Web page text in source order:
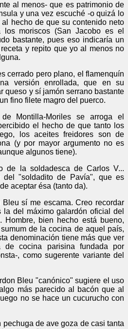
al menos- que es patrimonio de
y una vez escuché -o quizá lo
hecho de que su contenido neto
los moriscos (San Jacobo es el
bastante, pues eso indicaría un
y repito que yo al menos no
cerrado pero plano, el flamenquín
versión enrollada, que en su
queso y sí jamón serrano bastante
fino filete magro del puerco.
Montilla-Moriles se arroga el
el hecho de que tanto los
los aceites freidores son de
(y por mayor argumento no es
algunos tiene).
de la soldadesca de Carlos V...
del "soldadito de Pavía", que es
aceptar ésa (tanto da).
sí me escama. Creo recordar
del máximo galardón oficial del
Hombre, bien hecho está bueno,
de la cocina de aquel país,
denominación tiene más que ver
de cocina parisina fundada por
, como sugerente variante del
Bleu "canónico" sugiere el uso
más parecido al bacón que al
no se hace un cucurucho con
de ave goza de casi tanta